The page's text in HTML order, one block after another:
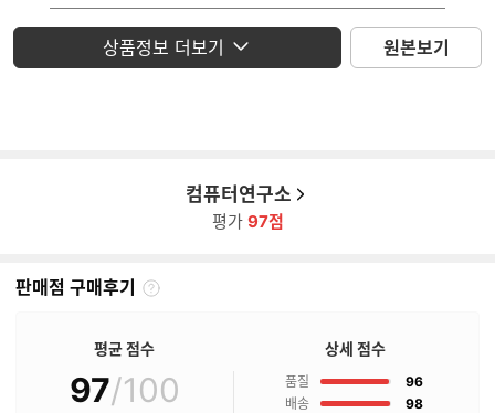
운영체제 미포함
상품정보 더보기 원본보기
컴퓨터연구소
평가 97점
판매점 구매후기
판
매
후
평균 점수
97/100
상세 점수
품질 96점
배송
98점